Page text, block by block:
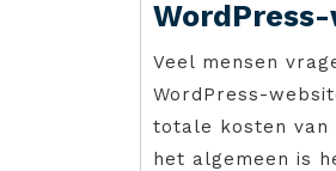
Veel mensen
WordPress-
totale kosten van
het algemeen is